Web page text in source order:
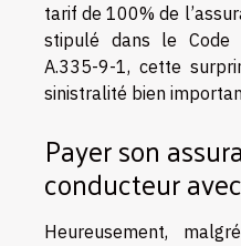
tarif de 100% de
stipulé dans le Code
A.335-9-1, cette
sinistralité bien
Payer son
conducteur
Heureusement,